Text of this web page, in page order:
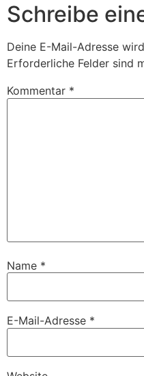
Schreibe
Deine E-Mail-Adresse
Erforderliche Felder sind
Kommentar *
Name *
E-Mail-Adresse *